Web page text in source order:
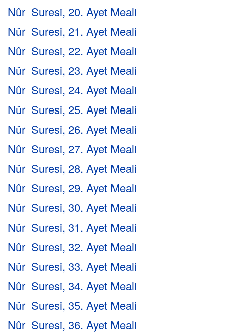
Nûr Suresi, 20. Ayet Meali
Nûr Suresi, 21. Ayet Meali
Nûr Suresi, 22. Ayet Meali
Nûr Suresi, 23. Ayet Meali
Nûr Suresi, 24. Ayet Meali
Nûr Suresi, 25. Ayet Meali
Nûr Suresi, 26. Ayet Meali
Nûr Suresi, 27. Ayet Meali
Nûr Suresi, 28. Ayet Meali
Nûr Suresi, 29. Ayet Meali
Nûr Suresi, 30. Ayet Meali
Nûr Suresi, 31. Ayet Meali
Nûr Suresi, 32. Ayet Meali
Nûr Suresi, 33. Ayet Meali
Nûr Suresi, 34. Ayet Meali
Nûr Suresi, 35. Ayet Meali
Nûr Suresi, 36. Ayet Meali